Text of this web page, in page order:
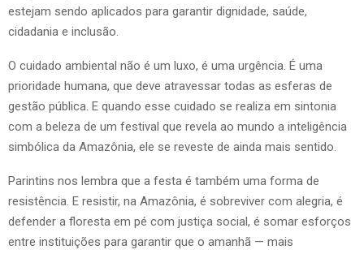
estejam sendo aplicados para garantir dignidade, saúde,
cidadania e inclusão.
O cuidado ambiental não é um luxo, é uma urgência. É uma
prioridade humana, que deve atravessar todas as esferas de
gestão pública. E quando esse cuidado se realiza em sintonia
com a beleza de um festival que revela ao mundo a inteligência
simbólica da Amazônia, ele se reveste de ainda mais sentido.
Parintins nos lembra que a festa é também uma forma de
resistência. E resistir, na Amazônia, é sobreviver com alegria, é
defender a floresta em pé com justiça social, é somar esforços
entre instituições para garantir que o amanhã — mais